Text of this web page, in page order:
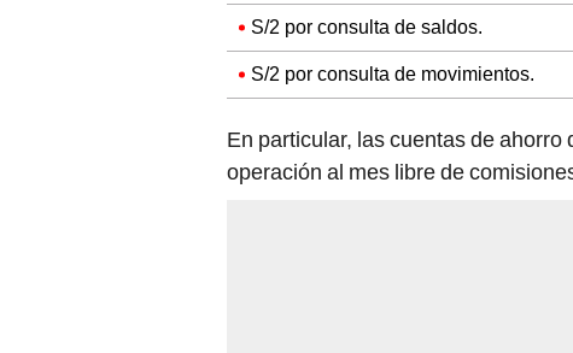
S/2 por consulta de saldos.
S/2 por consulta de movimientos.
operación al mes libre de comisiones.